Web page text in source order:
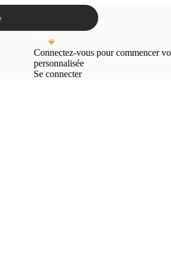
Connectez-vous pour commencer
personnalisée
Se connecter